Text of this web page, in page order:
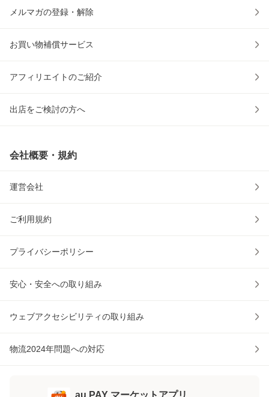
メルマガの登録・解除
お買い物補償サービス
アフィリエイトのご紹介
出店をご検討の方へ
会社概要・規約
運営会社
ご利用規約
プライバシーポリシー
安心・安全への取り組み
ウェブアクセシビリティの取り組み
物流2024年問題への対応
au PAY マーケットアプリ